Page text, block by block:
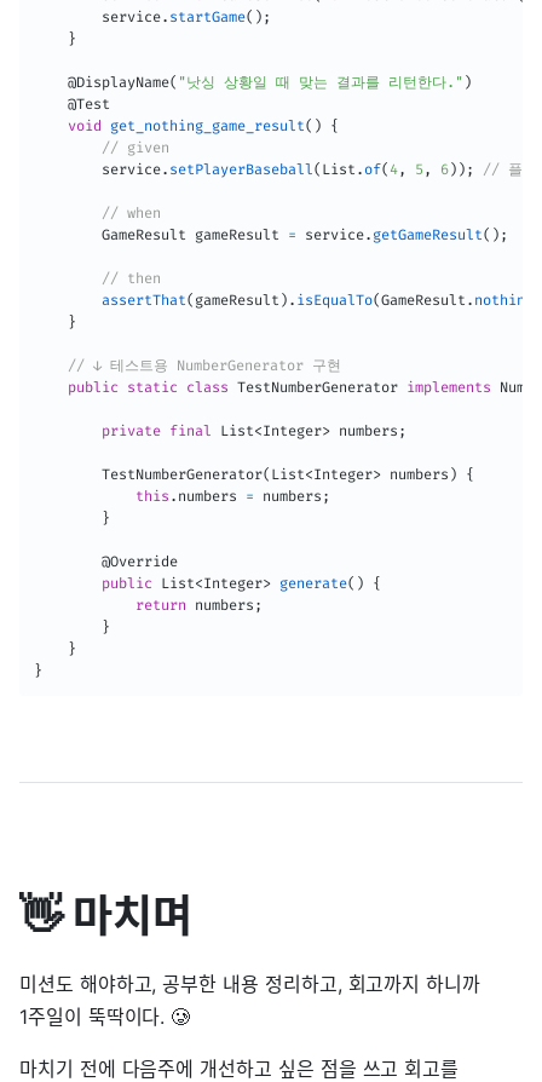
        service
. startGame( ) ;
}
@DisplayName( "낫싱 상황일 때 맞는 결과를 리턴한다." )
@Test
void
get_nothing_game_result( )
{
// given
        service
. setPlayerBaseball ( List . of( 4, 5 , 6) ) ; // 플레
// when
GameResult gameResult = service. getGameResult( ) ;
// then
assertThat( gameResult ) . isEqualTo(GameResult . nothing
}
// ↓ 테스트용 NumberGenerator 구현
public
static class TestNumberGenerator implements
private final List<Integer> numbers ;
TestNumberGenerator( List<Integer> numbers )
{
this . numbers = numbers ;
}
@Override
public
List<Integer> generate( )
{
return numbers ;
}
}
}
👋 마치며
미션도 해야하고, 공부한 내용 정리하고, 회고까지 하니까
1주일이 뚝딱이다. 🥲
마치기 전에 다음주에 개선하고 싶은 점을 쓰고 회고를